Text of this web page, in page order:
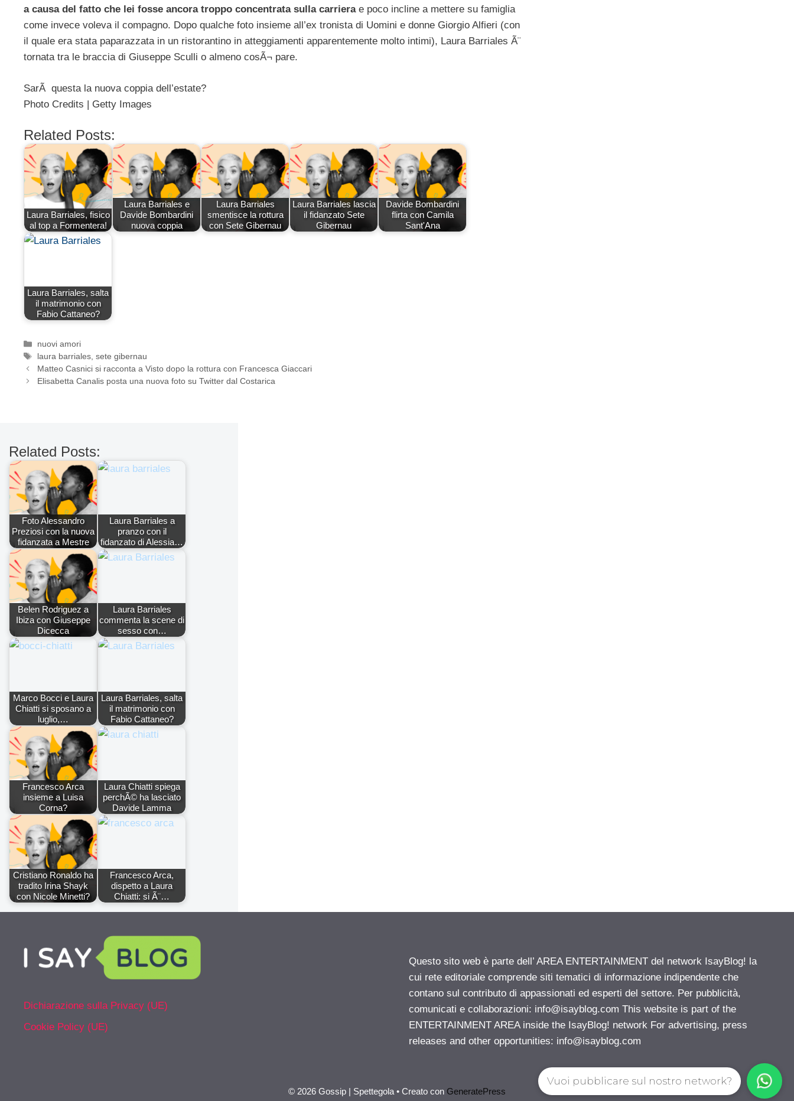
a causa del fatto che lei fosse ancora troppo concentrata sulla carriera e poco incline a mettere su famiglia
come invece voleva il compagno. Dopo qualche foto insieme all’ex tronista di Uomini e donne Giorgio Alfieri (con
il quale era stata paparazzata in un ristorantino in atteggiamenti apparentemente molto intimi), Laura Barriales Ã¨
tornata tra le braccia di Giuseppe Sculli o almeno cosÃ¬ pare.
SarÃ questa la nuova coppia dell’estate?
Photo Credits | Getty Images
Related Posts:
Laura Barriales, fisico
al top a Formentera!
Laura Barriales e
Davide Bombardini
nuova coppia
Laura Barriales
smentisce la rottura
con Sete Gibernau
Laura Barriales lascia
il fidanzato Sete
Gibernau
Davide Bombardini
flirta con Camila
Sant'Ana
Laura Barriales, salta
il matrimonio con
Fabio Cattaneo?
Categorie
nuovi amori
Tag
laura barriales,sete gibernau
Matteo Casnici si racconta a Visto dopo la rottura con Francesca Giaccari
Elisabetta Canalis posta una nuova foto su Twitter dal Costarica
Related Posts:
Foto Alessandro
Preziosi con la nuova
fidanzata a Mestre
Laura Barriales a
pranzo con il
fidanzato di Alessia…
Belen Rodriguez a
Ibiza con Giuseppe
Dicecca
Laura Barriales
commenta la scene di
sesso con…
Marco Bocci e Laura
Chiatti si sposano a
luglio,…
Laura Barriales, salta
il matrimonio con
Fabio Cattaneo?
Francesco Arca
insieme a Luisa
Corna?
Laura Chiatti spiega
perchÃ© ha lasciato
Davide Lamma
Cristiano Ronaldo ha
tradito Irina Shayk
con Nicole Minetti?
Francesco Arca,
dispetto a Laura
Chiatti: si Ã¨…
Dichiarazione sulla Privacy (UE)
Cookie Policy (UE)
Questo sito web è parte dell’ AREA ENTERTAINMENT del network IsayBlog! la
cui rete editoriale comprende siti tematici di informazione indipendente che
contano sul contributo di appassionati ed esperti del settore. Per pubblicità,
comunicati e collaborazioni: info@isayblog.com This website is part of the
ENTERTAINMENT AREA inside the IsayBlog! network For advertising, press
releases and other opportunities: info@isayblog.com
© 2026 Gossip | Spettegola • Creato con GeneratePress
Vuoi pubblicare sul nostro network?